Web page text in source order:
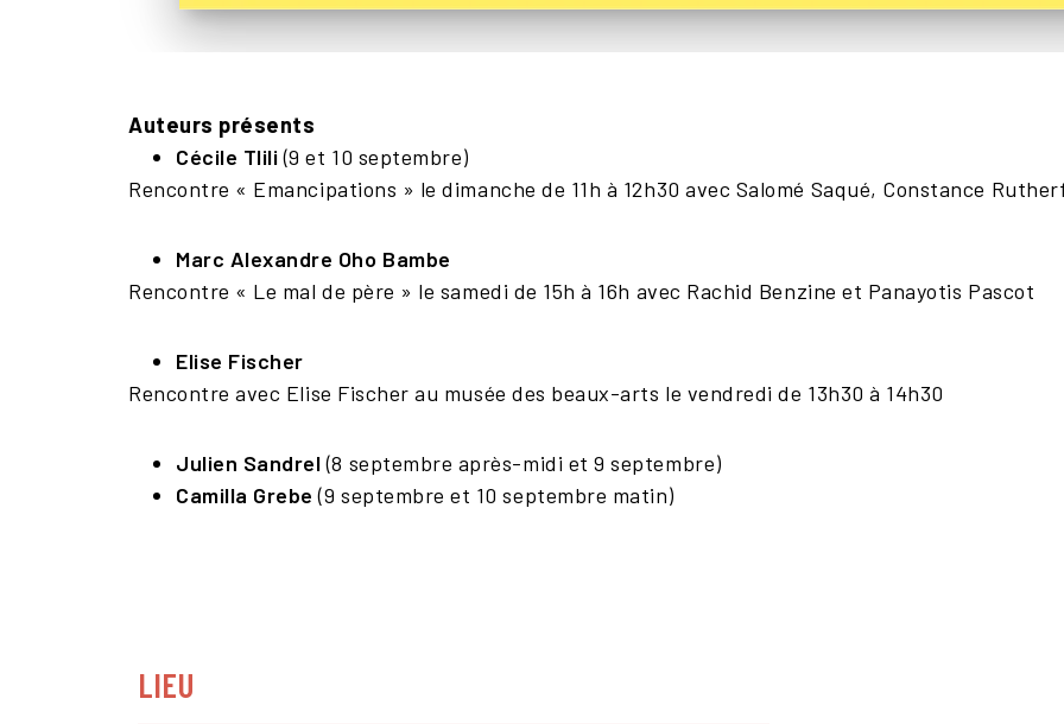
Auteurs présents
Cécile Tlili(9 et 10 septembre)
Rencontre « Emancipations » le dimanche de 11h à 12h30 avec Salomé Saqué, Constance
Marc Alexandre Oho Bambe
Rencontre « Le mal de père » le samedi de 15h à 16h avec Rachid Benzine et Panayotis Pascot
Elise Fischer
Rencontre avec Elise Fischer au musée des beaux-arts le vendredi de 13h30 à 14h30
Julien Sandrel(8 septembre après-midi et 9 septembre)
Camilla Grebe (9 septembre et 10 septembre matin)
LIEU